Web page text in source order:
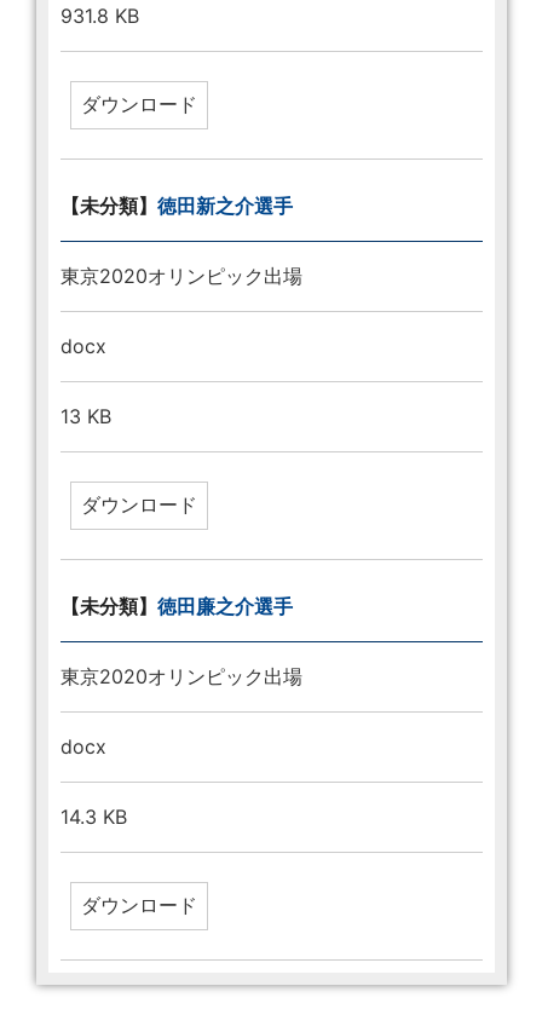
931.8 KB
【未分類】 徳田新之介選手
東京2020オリンピック出場
docx
13 KB
【未分類】 徳田廉之介選手
東京2020オリンピック出場
docx
14.3 KB